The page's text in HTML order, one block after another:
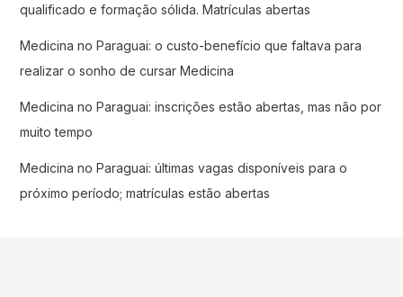
qualificado e formação sólida. Matrículas abertas
Medicina no Paraguai: o custo-benefício que faltava para
realizar o sonho de cursar Medicina
Medicina no Paraguai: inscrições estão abertas, mas não por
muito tempo
Medicina no Paraguai: últimas vagas disponíveis para o
próximo período; matrículas estão abertas